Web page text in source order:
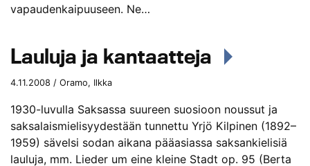
vapaudenkaipuuseen. Ne…
Lauluja ja kantaatteja
4.11.2008 / Oramo, Ilkka
1930-luvulla Saksassa suureen suosioon noussut ja
saksalaismielisyydestään tunnettu Yrjö Kilpinen (1892–
1959) sävelsi sodan aikana pääasiassa saksankielisiä
lauluja, mm. Lieder um eine kleine Stadt op. 95 (Berta